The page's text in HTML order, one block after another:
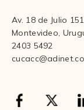
Av. 18 de Julio
Montevideo,
2403 5492